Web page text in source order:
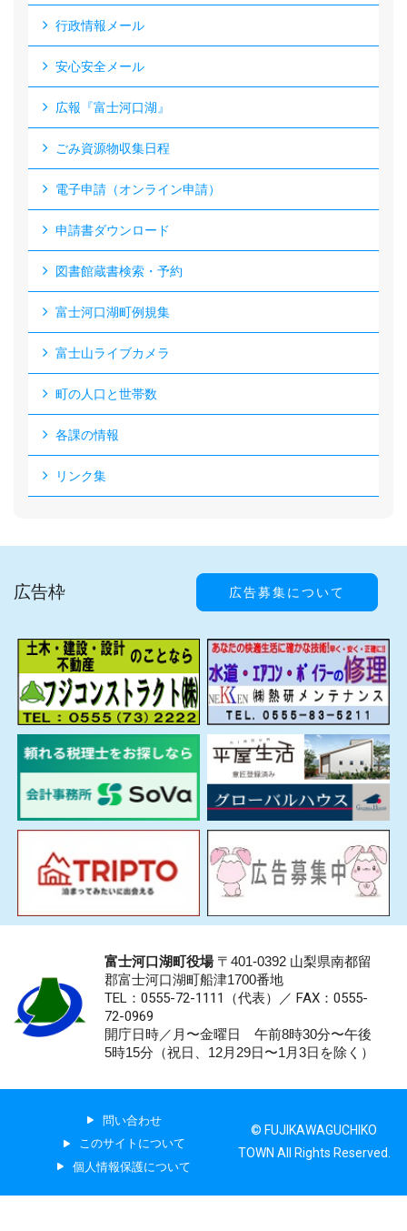
行政情報メール
安心安全メール
広報『富士河口湖』
ごみ資源物収集日程
電子申請（オンライン申請）
申請書ダウンロード
図書館蔵書検索・予約
富士河口湖町例規集
富士山ライブカメラ
町の人口と世帯数
各課の情報
リンク集
広告枠 広告募集について
富士河口湖町役場〒401-0392 山梨県南都留
郡富士河口湖町船津1700番地
TEL：0555-72-1111 （代表）／ FAX：0555-
72-0969
開庁日時／月〜金曜日 午前8時30分〜午後
5時15分（祝日、12月29日〜1月3日を除く）
問い合わせ
このサイトについて
個人情報保護について
© FUJIKAWAGUCHIKO
TOWN All Rights Reserved.